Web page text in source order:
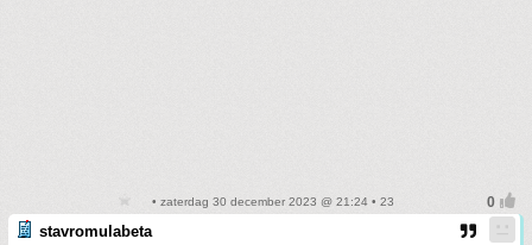
• zaterdag 30 december 2023 @ 21:24 • 23
stavromulabeta